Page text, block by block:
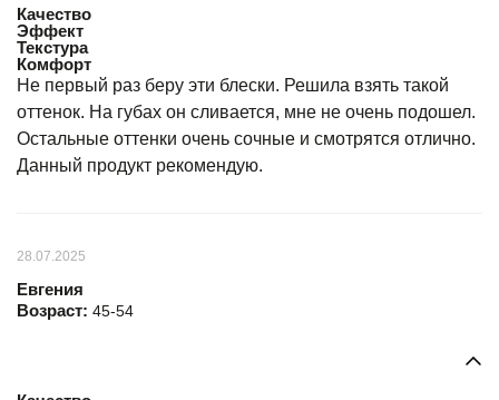
Качество
Эффект
Текстура
Комфорт
Не первый раз беру эти блески. Решила взять такой
оттенок. На губах он сливается, мне не очень подошел.
Остальные оттенки очень сочные и смотрятся отлично.
Данный продукт рекомендую.
28.07.2025
Евгения
Возраст: 45-54